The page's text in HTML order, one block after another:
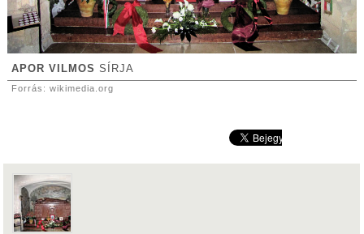
APOR VILMOS SÍRJA
Forrás: wikimedia.org